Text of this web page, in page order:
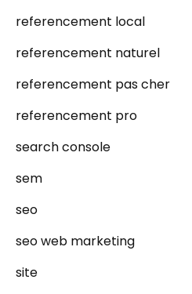
referencement local
referencement naturel
referencement pas cher
referencement pro
search console
sem
seo
seo web marketing
site